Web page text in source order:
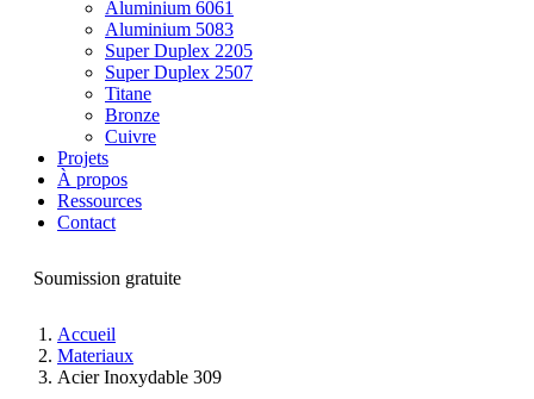
Aluminium 6061
Aluminium 5083
Super Duplex 2205
Super Duplex 2507
Titane
Bronze
Cuivre
Projets
À propos
Ressources
Contact
Soumission gratuite
Accueil
Materiaux
Acier Inoxydable 309